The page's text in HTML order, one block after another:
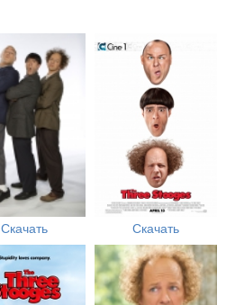
Скачать Скачать